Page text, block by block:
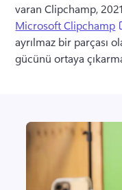
varan Clipchamp,
Microsoft Clipchamp
ayrılmaz bir parçası
gücünü ortaya